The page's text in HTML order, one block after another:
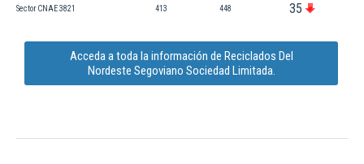
Sector CNAE 3821 413 448 35
Acceda a toda la información de Reciclados Del
Nordeste Segoviano Sociedad Limitada.